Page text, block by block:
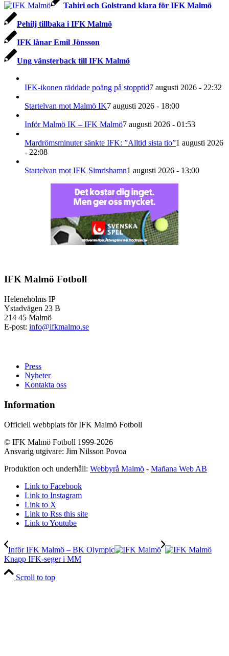
Tahiri och Golstrand klara för IFK Malmö
Pehilj tillbaka i IFK Malmö
IFK lånar Emil Jönsson
Ung vänsterback till IFK Malmö
IFK-ikonen räddade poäng på stopptid7 augusti 2026 - 22:32
Startelvan mot Malmö IK7 augusti 2026 - 18:00
Inför Malmö IK – IFK Malmö7 augusti 2026 - 01:53
Mardrömsminuter sänkte IFK: ”Alltid sista tio”1 augusti 2026
- 22:08
Startelvan mot IFK Simrishamn1 augusti 2026 - 13:00
IFK Malmö Fotboll
Heleneholms IP
Ystadvägen 23 B
214 45 Malmö
E-post: info@ifkmalmo.se
Press
Nyheter
Kontakta oss
Information
Officiell webbplats för IFK Malmö Fotboll
© IFK Malmö Fotboll 1999-2026
Ansvarig utgivare: Jim Nilsson Povoa
Produktion och underhåll: Webbyrå Malmö - Mañana Web AB
Link to Facebook
Link to Instagram
Link to X
Link to Rss this site
Link to Youtube
Inför IFK Malmö – BK Olympic
Knapp IFK-seger i MM
Scroll to top